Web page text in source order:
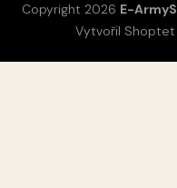
Vytvořil Shoptet
Copyright 2026 E-